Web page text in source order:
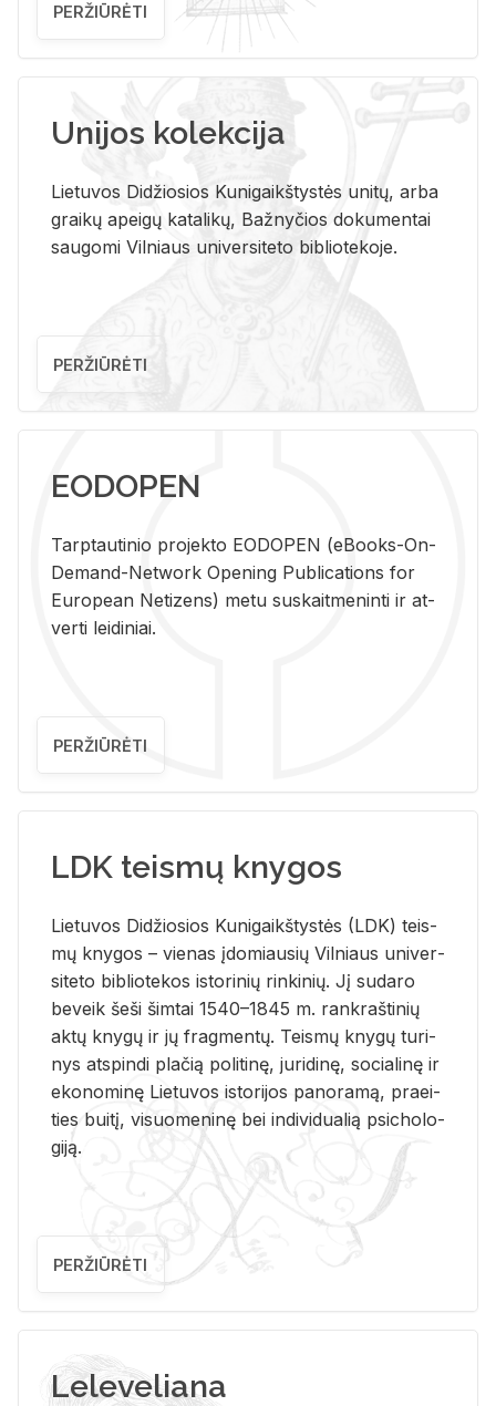
PERŽIŪRĖTI
Unijos kolekcija
Lietuvos Didžiosios Kunigaikštystės unitų, arba
graikų apeigų katalikų, Bažnyčios dokumentai
saugomi Vilniaus universiteto bibliotekoje.
PERŽIŪRĖTI
EODOPEN
Tarp­tau­ti­nio pro­jek­to EO­DO­PEN (eBo­oks-On-
De­mand-Ne­twork Ope­ning Pub­li­ca­tions for
Eu­ro­pe­an Ne­ti­zens) metu su­skait­me­nin­ti ir at­
ver­ti lei­di­niai.
PERŽIŪRĖTI
LDK teismų knygos
Lie­tu­vos Di­džio­sios Ku­ni­gaikš­tys­tės (LDK) teis­
mų kny­gos – vie­nas įdo­miau­sių Vil­niaus uni­ver­
si­te­to bi­b­lio­te­kos is­to­ri­nių rin­ki­nių. Jį su­da­ro
be­veik šeši šim­tai 1540–1845 m. rank­raš­ti­nių
aktų kny­gų ir jų frag­men­tų. Teis­mų kny­gų tu­ri­
nys at­spin­di pla­čią po­li­ti­nę, ju­ri­di­nę, so­cia­li­nę ir
eko­no­mi­nę Lie­tu­vos is­to­ri­jos pa­no­ra­mą, pra­ei­
ties bui­tį, vi­suo­me­ni­nę bei in­di­vi­dua­lią psi­cho­lo­
gi­ją.
PERŽIŪRĖTI
Leleveliana